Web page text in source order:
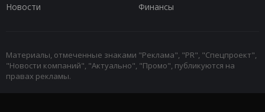
Новости
Финансы
Материалы, отмеченные знаками "Реклама", "PR", "Спецпроект",
"Новости компаний", "Актуально", "Промо", публикуются на
правах рекламы.